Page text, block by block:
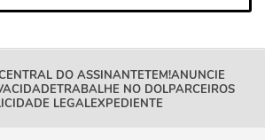
DO ASSINANTETEM!ANUNCIE
TRABALHE NO DOLPARCEIROS
LEGALEXPEDIENTE